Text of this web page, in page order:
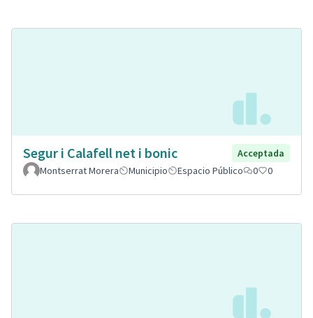
Segur i Calafell net i bonic
Acceptada
Montserrat Morera
Municipio Espacio Público 0 0